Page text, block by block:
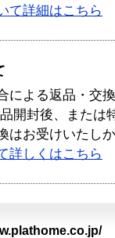
て詳細はこちら
による返品・交
開封後、または
はお受けいたし
詳しくはこちら